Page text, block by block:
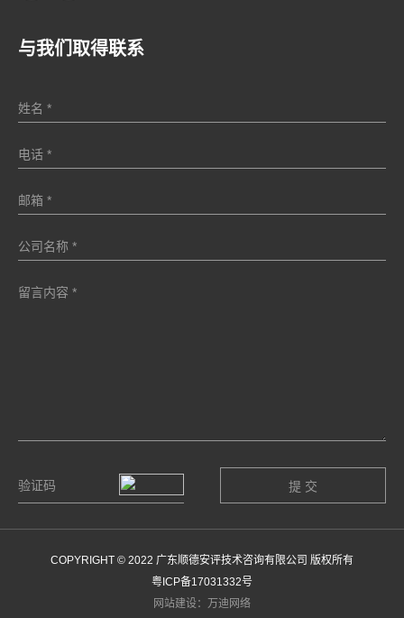
与我们取得联系
COPYRIGHT © 2022 广东顺德安评技术咨询有限公司 版权所有
粤ICP备17031332号
网站建设：万迪网络